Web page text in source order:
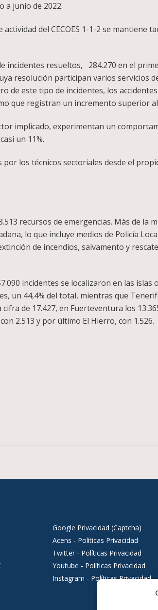
a junio de 2022.
del CECOES 1-1-2 se mantiene
incidentes resueltos, 284.270 en el
resolución participan varios servicios
de este tipo de incidentes, los
que registran un incremento superior al
implicado, experimentan un
un 11%.
los técnicos sectoriales desde el
recursos de emergencias. Más de la
lo que incluye medios de Policía
de incendios, salvamento y
incidentes se localizaron en las islas
un 44,4% del total, mientras que
de 17.427, en Fuerteventura los
2.513 y por último El Hierro, con 1.526.
Google Privacidad (Captcha)
Acens - Políticas Privacidad
Twitter - Políticas Privacidad
Youtube - Políticas Privacidad
Instagram - Políticas Privacidad